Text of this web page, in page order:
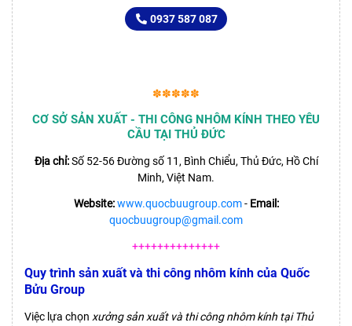
0937 587 087
✽✽✽✽✽
CƠ SỞ SẢN XUẤT - THI CÔNG NHÔM KÍNH THEO YÊU
CẦU TẠI THỦ ĐỨC
Địa chỉ:Số 52-56 Đường số 11, Bình Chiểu, Thủ Đức, Hồ Chí
Minh, Việt Nam.
Website: www.quocbuugroup.com- Email:
quocbuugroup@gmail.com
++++++++++++++
Quy trình sản xuất và thi công nhôm kính của Quốc
Bửu Group
Việc lựa chọn xưởng sản xuất và thi công nhôm kính tại Thủ